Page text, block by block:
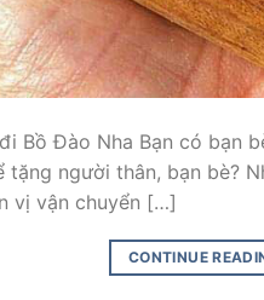
Bồ Đào Nha Bạn có bạn
tặng người thân, bạn bè?
vị vận chuyển […]
CONTINUE